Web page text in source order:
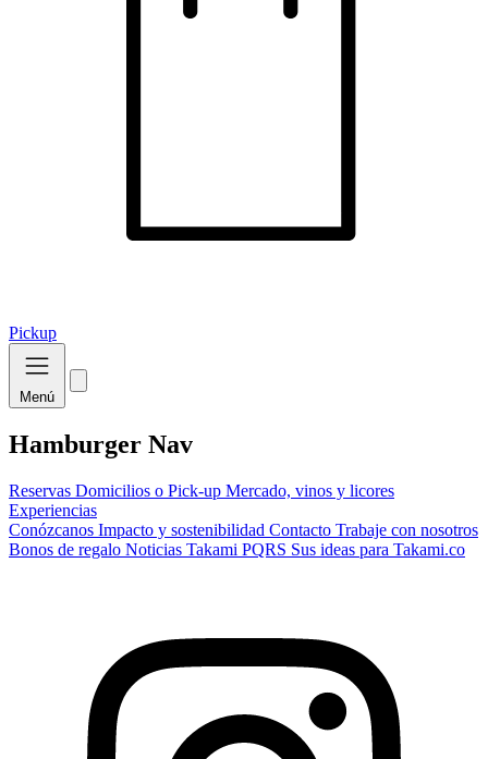
Pickup
Menú
Hamburger Nav
Reservas Domicilios o Pick-up Mercado, vinos y licores
Experiencias
Conózcanos Impacto y sostenibilidad Contacto Trabaje con nosotros
Bonos de regalo Noticias Takami PQRS Sus ideas para Takami.co